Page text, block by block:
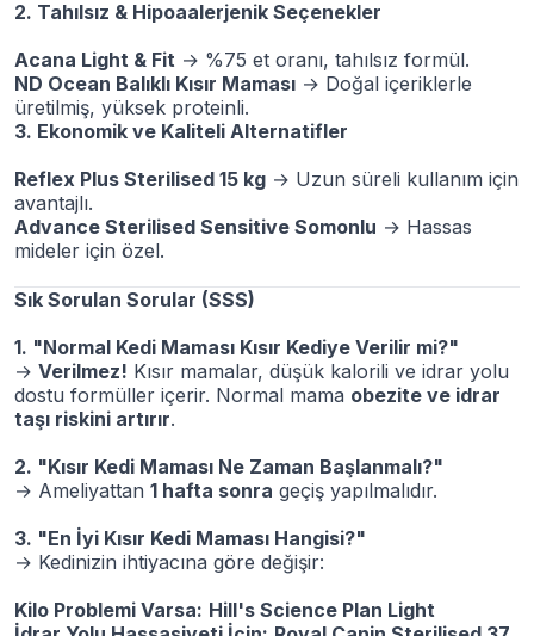
2. Tahılsız & Hipoaalerjenik Seçenekler
Acana Light & Fit → %75 et oranı, tahılsız formül.
ND Ocean Balıklı Kısır Maması → Doğal içeriklerle
üretilmiş, yüksek proteinli.
3. Ekonomik ve Kaliteli Alternatifler
Reflex Plus Sterilised 15 kg → Uzun süreli kullanım için
avantajlı.
Advance Sterilised Sensitive Somonlu → Hassas
mideler için özel.
Sık Sorulan Sorular (SSS)
1. "Normal Kedi Maması Kısır Kediye Verilir mi?"
→ Verilmez! Kısır mamalar, düşük kalorili ve idrar yolu
dostu formüller içerir. Normal mama obezite ve idrar
taşı riskini artırır.
2. "Kısır Kedi Maması Ne Zaman Başlanmalı?"
→ Ameliyattan 1 hafta sonra geçiş yapılmalıdır.
3. "En İyi Kısır Kedi Maması Hangisi?"
→ Kedinizin ihtiyacına göre değişir:
Kilo Problemi Varsa: Hill's Science Plan Light